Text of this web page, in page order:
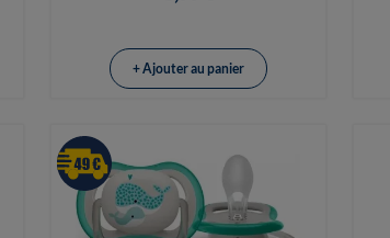
+ Ajouter au panier